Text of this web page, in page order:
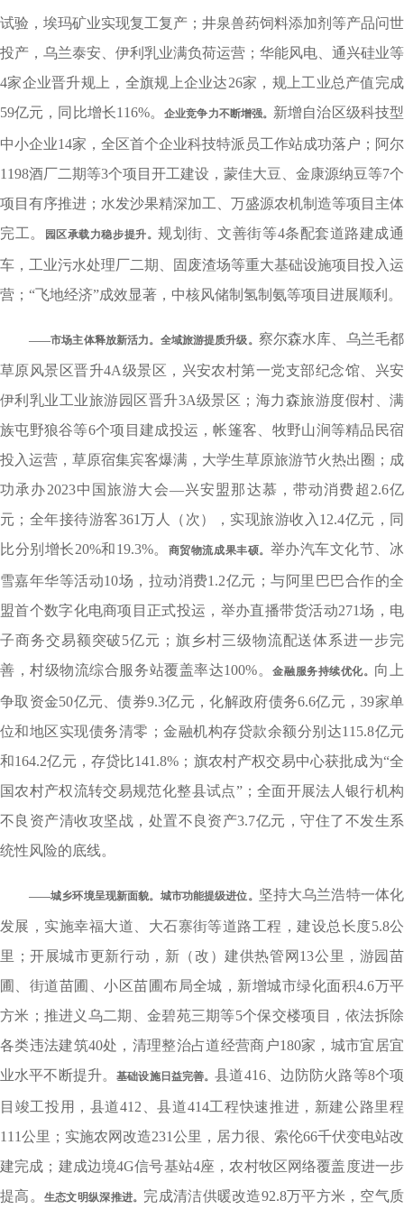
试验，埃玛矿业实现复工复产；井泉兽药饲料添加剂等产品问世
投产，乌兰泰安、伊利乳业满负荷运营；华能风电、通兴硅业等
4家企业晋升规上，全旗规上企业达26家，规上工业总产值完成
59亿元，同比增长116%。企业竞争力不断增强。 新增自治区级科技型
中小企业14家，全区首个企业科技特派员工作站成功落户；阿尔
1198酒厂二期等3个项目开工建设，蒙佳大豆、金康源纳豆等7个
项目有序推进；水发沙果精深加工、万盛源农机制造等项目主体
完工。
园区承载力稳步提升。规划街、文善街等4条配套道路建成通
车，工业污水处理厂二期、固废渣场等重大基础设施项目投入运
营；“飞地经济”成效显著，中核风储制氢制氨等项目进展顺利。
——市场主体释放新活力。 全域旅游提质升级。 察尔森水库、乌兰毛都
草原风景区晋升4A级景区，兴安农村第一党支部纪念馆、兴安
伊利乳业工业旅游园区晋升3A级景区；海力森旅游度假村、满
族屯野狼谷等6个项目建成投运，帐篷客、牧野山涧等精品民宿
投入运营，草原宿集宾客爆满，大学生草原旅游节火热出圈；成
功承办2023中国旅游大会—兴安盟那达慕，带动消费超2.6亿
元；全年接待游客361万人（次），实现旅游收入12.4亿元，同
比分别增长20%和19.3%。
商贸物流成果丰硕。 举办汽车文化节、冰
雪嘉年华等活动10场，拉动消费1.2亿元；与阿里巴巴合作的全
盟首个数字化电商项目正式投运，举办直播带货活动271场，电
子商务交易额突破5亿元；旗乡村三级物流配送体系进一步完
善，村级物流综合服务站覆盖率达100%。金融服务持续优化。 向上
争取资金50亿元、债券9.3亿元，化解政府债务6.6亿元，39家单
位和地区实现债务清零；金融机构存贷款余额分别达115.8亿元
和164.2亿元，存贷比141.8%；旗农村产权交易中心获批成为“全
国农村产权流转交易规范化整县试点”；全面开展法人银行机构
不良资产清收攻坚战，处置不良资产3.7亿元，守住了不发生系
统性风险的底线。
——城乡环境呈现新面貌。 城市功能提级进位。 坚持大乌兰浩特一体化
发展，实施幸福大道、大石寨街等道路工程，建设总长度5.8公
里；开展城市更新行动，新（改）建供热管网13公里，游园苗
圃、街道苗圃、小区苗圃布局全城，新增城市绿化面积4.6万平
方米；推进义乌二期、金碧苑三期等5个保交楼项目，依法拆除
各类违法建筑40处，清理整治占道经营商户180家，城市宜居宜
业水平不断提升。基础设施日益完善。县道416、边防防火路等8个项
目竣工投用，县道412、县道414工程快速推进，新建公路里程
111公里；实施农网改造231公里，居力很、索伦66千伏变电站改
建完成；建成边境4G信号基站4座，农村牧区网络覆盖度进一步
提高。
生态文明纵深推进。 完成清洁供暖改造92.8万平方米，空气质